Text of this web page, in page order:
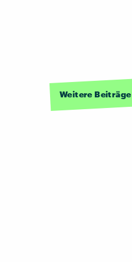
Weitere Beiträge